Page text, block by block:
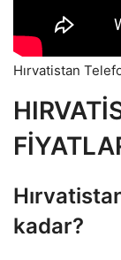
Hırvatistan
kadar?